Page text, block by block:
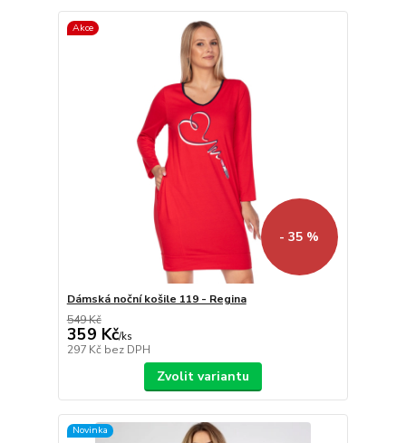
Akce
- 35 %
Dámská noční košile 119 - Regina
549 Kč
359 Kč/ks
297 Kč bez DPH
Zvolit variantu
Novinka